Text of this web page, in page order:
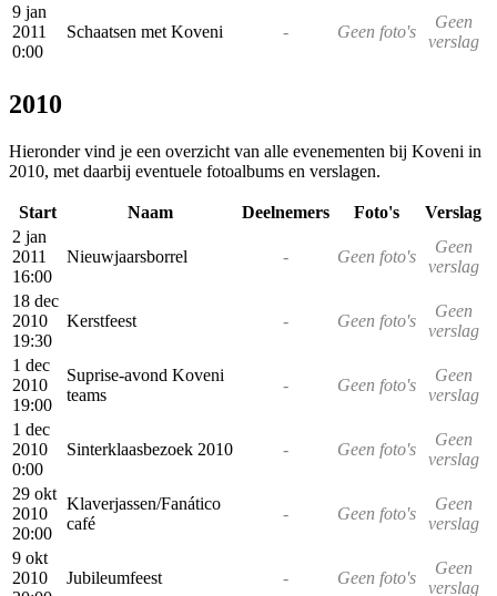
9 jan
2011
0:00
Schaatsen met Koveni - Geen foto's
Geen
verslag
2010
Hieronder vind je een overzicht van alle evenementen bij Koveni in
2010, met daarbij eventuele fotoalbums en verslagen.
Start Naam Deelnemers Foto's
Verslag
2 jan
2011
16:00
Nieuwjaarsborrel - Geen foto's
Geen
verslag
18 dec
2010
19:30
Kerstfeest - Geen foto's
Geen
verslag
1 dec
2010
19:00
Suprise-avond Koveni
teams
- Geen foto's
Geen
verslag
1 dec
2010
0:00
Sinterklaasbezoek 2010 - Geen foto's
Geen
verslag
29 okt
2010
20:00
Klaverjassen/Fanático
café
- Geen foto's
Geen
verslag
9 okt
2010
Jubileumfeest - Geen foto's
Geen
verslag